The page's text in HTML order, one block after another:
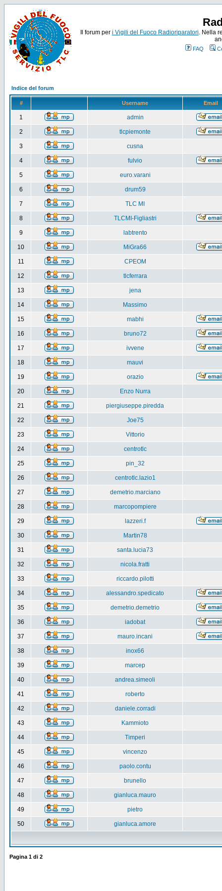
Il forum per i Vigili del Fuoco Radioriparatori. Nella
FAQ
Indice del forum
# Username Email
1 admin
2 tlcpiemonte
3 cusna
4 fulvio
5 euro.varani
6 drum59
7 TLC MI
8 TLCMI-Figliastri
9 labtrento
10 MiGra66
11 CPEOM
12 tlcferrara
13 jena
14 Massimo
15 mabhi
16 bruno72
17 ivvene
18 mauvi
19 orazio
20 Enzo Nurra
21 piergiuseppe.piredda
22 Joe75
23 Vittorio
24 centrotlc
25 pin_32
26 centrotlc.lazio1
27 demetrio.marciano
28 marcopompiere
29 lazzeri.f
30 Martin78
31 santa.lucia73
32 nicola.fratti
33 riccardo.pilotti
34 alessandro.spedicato
35 demetrio.demetrio
36 iadobat
37 mauro.incani
38 inox66
39 marcep
40 andrea.simeoli
41 roberto
42 daniele.corradi
43 Kammioto
44 Timperi
45 vincenzo
46 paolo.contu
47 brunello
48 gianluca.mauro
49 pietro
50 gianluca.amore
Pagina 1 di 2